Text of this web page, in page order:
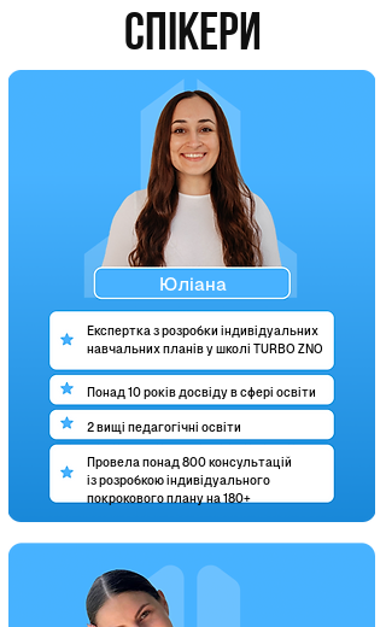
СПІКЕРИ
Юліана
Експертка з розробки індивідуальних
навчальних планів у школі TURBO ZNO
Понад 10 років досвіду в сфері освіти
2 вищі педагогічні освіти
Провела понад 800 консультацій
із розробкою індивідуального
покрокового плану на 180+